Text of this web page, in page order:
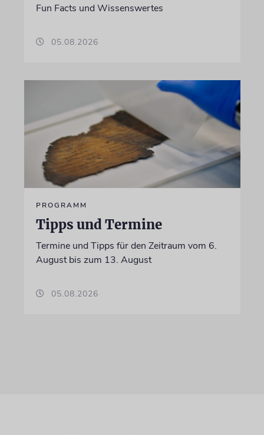
Fun Facts und Wissenswertes
05.08.2026
PROGRAMM
Tipps und Termine
Termine und Tipps für den Zeitraum vom 6.
August bis zum 13. August
05.08.2026